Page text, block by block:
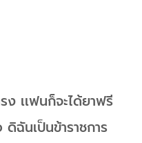
ง เเฟนก็จะได้ยาฟรี
ฉันเป็นข้าราชการ